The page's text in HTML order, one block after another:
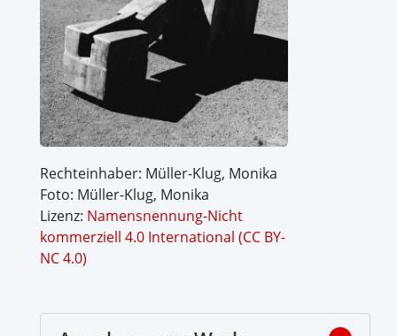
Rechteinhaber: Müller-Klug, Monika
Foto: Müller-Klug, Monika
Lizenz: Namensnennung-Nicht
kommerziell 4.0 International (CC BY-
NC 4.0)